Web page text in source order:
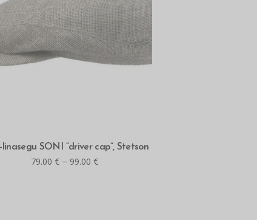
MITMEID VALIKUID
SONI “driver cap”, Stetson
79.00€ – 99.00€